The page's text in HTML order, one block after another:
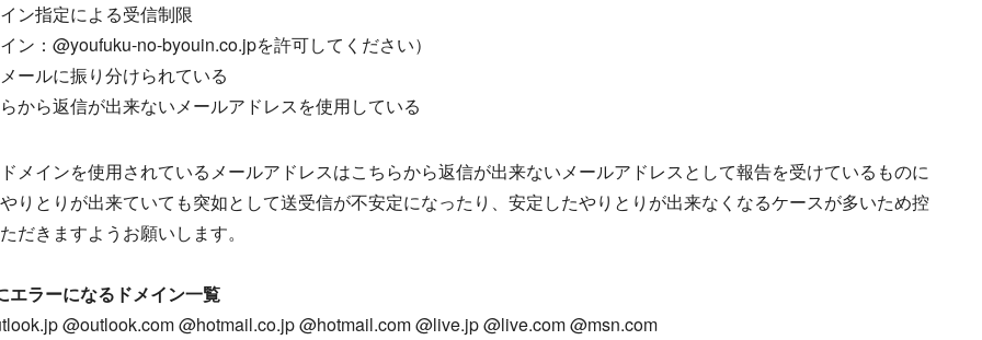
ン指定による受信制限
ン：@youfuku-no-byouin.co.jpを許可してください）
ールに振り分けられている
から返信が出来ないメールアドレスを使用している
メインを使用されているメールアドレスはこちらから返信が出来ないメールアドレスとして報告を受けているものに
りとりが出来ていても突如として送受信が不安定になったり、安定したやりとりが出来なくなるケースが多いため控
だきますようお願いします。
エラーになるドメイン一覧
@outlook.com @hotmail.co.jp @hotmail.com @live.jp @live.com @msn.com